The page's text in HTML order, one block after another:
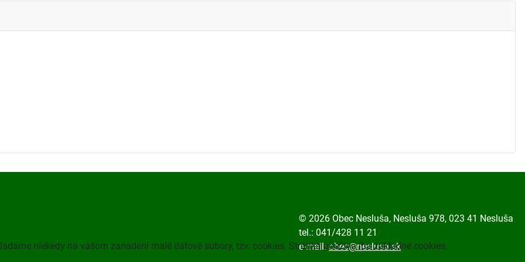
© 2026 Obec Nesluša, Nesluša 978, 023 41 Nesluša
tel.: 041/428 11 21
e-mail:obec@neslusa.sk
niekedy na vašom zariadení malé dátové súbory, tzv. cookies. Stránka používa iba základné cookies.